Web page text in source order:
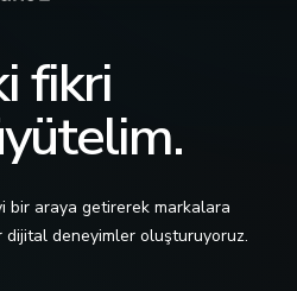
fikri
bir araya getirerek markalara
dijital deneyimler oluşturuyoruz.